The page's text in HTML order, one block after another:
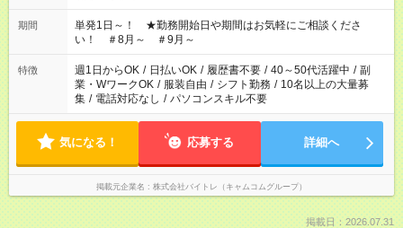
期間
単発1日～！ ★勤務開始日や期間はお気軽にご相談くださ
い！ ＃8月～ ＃9月～
特徴 週1日からOK / 日払いOK / 履歴書不要 / 40～50代活躍中 / 副
業・WワークOK / 服装自由 / シフト勤務 / 10名以上の大量募
集 / 電話対応なし / パソコンスキル不要
気になる！ 応募する 詳細へ
掲載元企業名 株式会社バイトレ（キャムコムグループ）
掲載日：2026.07.31